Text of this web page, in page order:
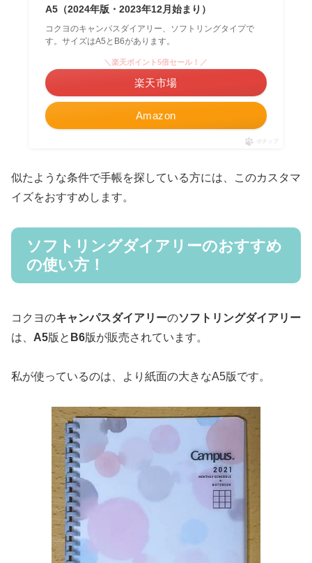
A5（2024年版・2023年12月始まり）
コクヨのキャンパスダイアリー、ソフトリングタイプで
す。サイズはA5とB6があります。
Amazon
＼楽天ポイント5倍セール！／
楽天市場
ポチップ
似たような条件で手帳を探している方には、このカスタマ
イズをおすすめします。
ソフトリングダイアリーのおすすめ
の使い方！
コクヨのキャンパスダイアリーのソフトリングダイアリー
は、 A5版と B6版が販売されています。
私が使っているのは、より紙面の大きなA5版です。